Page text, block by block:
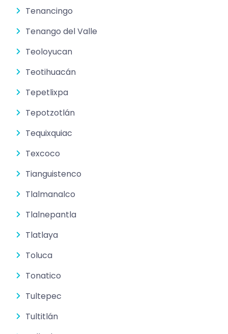
Tenancingo
Tenango del Valle
Teoloyucan
Teotihuacán
Tepetlixpa
Tepotzotlán
Tequixquiac
Texcoco
Tianguistenco
Tlalmanalco
Tlalnepantla
Tlatlaya
Toluca
Tonatico
Tultepec
Tultitlán